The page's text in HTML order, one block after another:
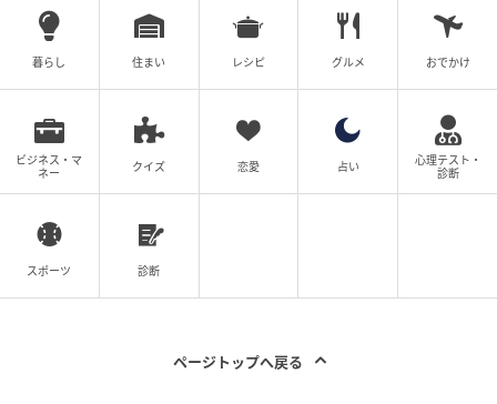
視点で見てもらうことから始めてみてください。
ギ
新しく土地を購入して家を建てる場合、土地探しと家
づくりは「切り離せないセットの作業」です。
「広さ」や「価格」といった土地単体のスペックだけ
で判断せず、「この土地に自分たちの理想の家が建つ
暮らし 住まい レシピ グルメ おでかけ
ビジネス・マ
ネー
クイズ 恋愛 占い
心理テスト・
診断
スポーツ 診断
ページトップへ戻る